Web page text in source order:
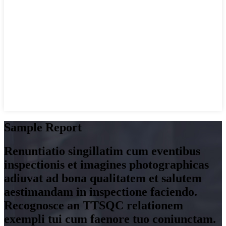
Sample Report
Renuntiatio singillatim cum eventibus
inspectionis et imagines photographicas
adiuvat ad bona qualitatem et salutem
aestimandam in inspectione faciendo.
Recognosce an TTSQC relationem
exempli tui cum faenore tuo coniunctam.